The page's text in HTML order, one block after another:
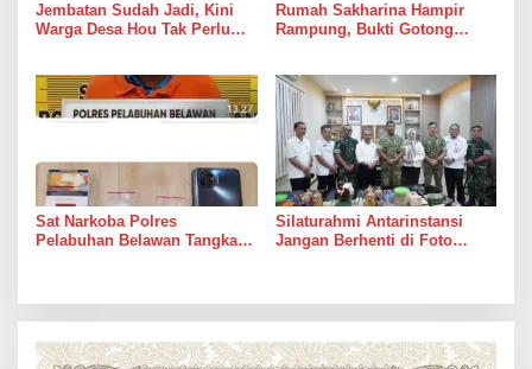
Jembatan Sudah Jadi, Kini
Warga Desa Hou Tak Perlu
Rumah Sakharina Hampir
Rampung, Bukti Gotong
Sat Narkoba Polres
Pelabuhan Belawan Tangkap
Silaturahmi Antarinstansi
Jangan Berhenti di Foto